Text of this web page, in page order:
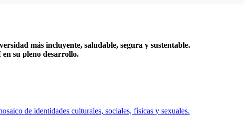
más incluyente, saludable, segura y sustentable.
su pleno desarrollo.
de identidades culturales, sociales, físicas y sexuales.